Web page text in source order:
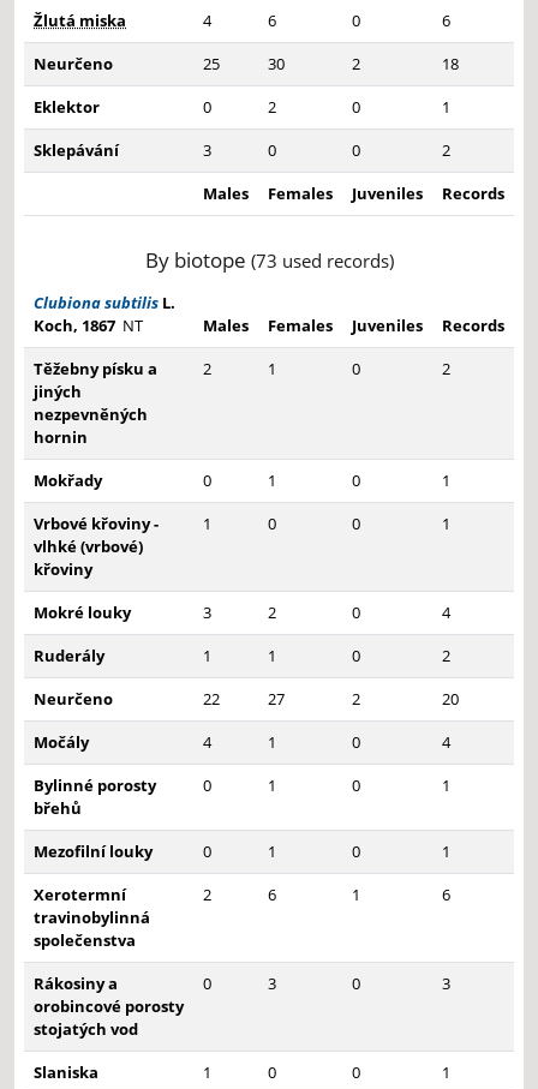
Žlutá miska 4 6 0
6
Neurčeno
25 30 2
18
Eklektor
0 2 0
1
Sklepávání
3 0 0
2
Males
Females Juveniles Records
By biotope (73 used records)
Clubiona subtilis L.
Koch, 1867 NT Males Females Juveniles
Records
Těžebny písku a
jiných
nezpevněných
hornin
2 1 0 2
Mokřady 0 1 0
1
Vrbové křoviny -
vlhké (vrbové)
křoviny
1 0 0 1
Mokré louky 3 2 0
4
Ruderály
1 1 0
2
Neurčeno
22 27 2
20
Močály
4 1 0
4
Bylinné porosty
břehů
0 1 0 1
Mezofilní louky 0 1 0
1
Xerotermní
travinobylinná
společenstva
2 6 1 6
Rákosiny a
orobincové porosty
stojatých vod
0 3 0 3
Slaniska 1 0 0
1